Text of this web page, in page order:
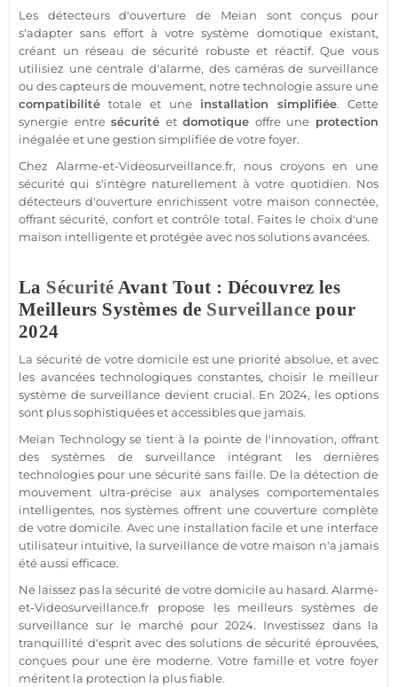
Les détecteurs d'ouverture de Meian sont conçus pour
s'adapter sans effort à votresystème domotiqueexistant,
créant un réseau desécurité robuste et réactif. Que vous
utilisiez unecentrale d'alarme, des caméras desurveillance
ou des capteurs de mouvement, notre technologie assure une
compatibilité totale et une installation simplifiée. Cette
synergie entresécurité etdomotique offre une protection
inégalée et une gestion simplifiée de votre foyer.
Chez Alarme-et-Videosurveillance.fr, nous croyons en une
sécurité qui s'intègre naturellement à votre quotidien. Nos
détecteurs d'ouverture enrichissent votre maison connectée,
offrantsécurité, confort et contrôle total. Faites le choix d'une
maison intelligente et protégée avec nos solutions avancées.
La Sécurité Avant Tout : Découvrez les
Meilleurs Systèmes de Surveillance pour
2024
La sécuritéde votre domicile est une priorité absolue, et avec
les avancées technologiques constantes, choisir le meilleur
système de surveillancedevient crucial. En 2024, les options
sont plus sophistiquées et accessibles que jamais.
Meian Technologyse tient à la pointe de l'innovation, offrant
des systèmes de surveillance intégrant les dernières
technologies pour unesécurité sans faille. De la détection de
mouvement ultra-précise aux analyses comportementales
intelligentes, nos systèmes offrent une couverture complète
de votre domicile. Avec une installation facile et une interface
utilisateur intuitive, lasurveillance de votre maison n'a jamais
été aussi efficace.
Ne laissez pas lasécurité de votre domicile au hasard.Alarme-
et-Videosurveillance.fr propose les meilleurs systèmes de
surveillance sur le marché pour 2024. Investissez dans la
tranquillité d'esprit avec des solutions desécurité éprouvées,
conçues pour une ère moderne. Votre famille et votre foyer
méritent la protection la plusfiable.